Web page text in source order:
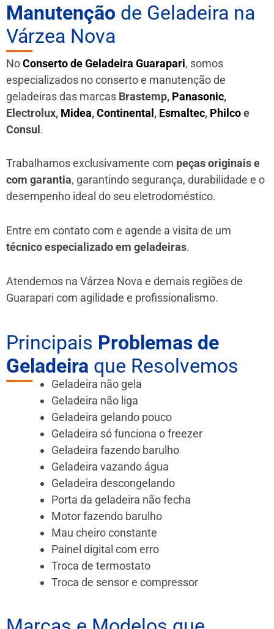
Manutenção de Geladeira na
Várzea Nova
NoConserto de Geladeira Guarapari, somos
especializados no conserto e manutenção de
geladeiras das marcas Brastemp, Panasonic,
Electrolux, Midea,Continental, Esmaltec, Philcoe
Consul.
Trabalhamos exclusivamente com peças originais e
com garantia, garantindo segurança, durabilidade e o
desempenho ideal do seu eletrodoméstico.
Entre em contato com e agende a visita de um
técnico especializado em geladeiras.
Atendemos na Várzea Nova e demais regiões de
Guarapari com agilidade e profissionalismo.
Principais Problemas de
Geladeira que Resolvemos
Geladeira não gela
Geladeira não liga
Geladeira gelando pouco
Geladeira só funciona o freezer
Geladeira fazendo barulho
Geladeira vazando água
Geladeira descongelando
Porta da geladeira não fecha
Motor fazendo barulho
Mau cheiro constante
Painel digital com erro
Troca de termostato
Troca de sensor e compressor